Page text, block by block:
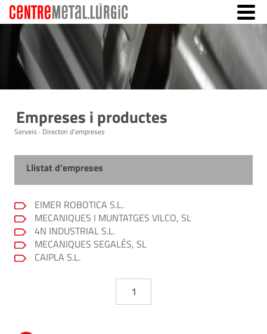
Empreses i productes
Serveis · Directori d'empreses
Llistat d'empreses
EIMER ROBOTICA S.L.
MECANIQUES I MUNTATGES VILCO, SL
4N INDUSTRIAL S.L.
MECANIQUES SEGALÉS, SL
CAIPLA S.L.
1